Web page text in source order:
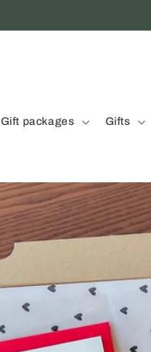
Gift packages Gifts